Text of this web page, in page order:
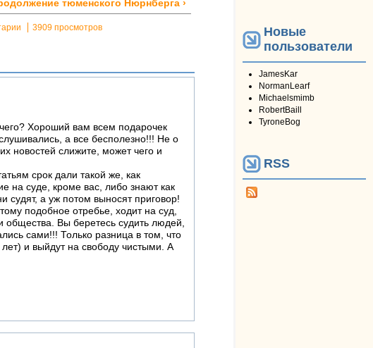
тюменского Нюрнберга ›
3909 просмотров
Хороший вам всем подарочек
а все бесполезно!!! Не о
новостей слижите, может чего и
срок дали такой же, как
на суде, кроме вас, либо знают как
а уж потом выносят приговор!
подобное отребье, ходит на суд,
общества. Вы беретесь судить людей,
сами!!! Только разница в том, что
и выйдут на свободу чистыми. А
Новые
пользователи
JamesKar
NormanLearf
Michaelsmimb
RobertBaill
TyroneBog
RSS